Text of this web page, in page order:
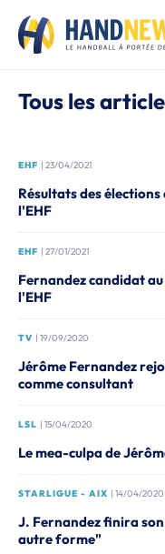
Tous les
EHF | 23/04/2021
Résultats des élections
l'EHF
EHF | 27/01/2021
Fernandez candidat
l'EHF
TV | 19/09/2020
Jérôme Fernandez
comme consultant
LSL | 15/04/2020
Le mea-culpa de
STARLIGUE - AIX | 14/04/2020
J. Fernandez finira
autre forme"